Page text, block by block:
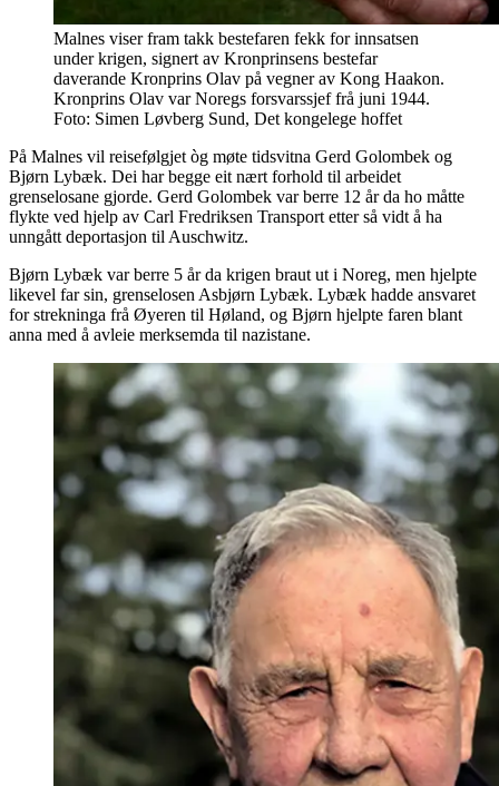
Malnes viser fram takk bestefaren fekk for innsatsen
under krigen, signert av Kronprinsens bestefar
daverande Kronprins Olav på vegner av Kong Haakon.
Kronprins Olav var Noregs forsvarssjef frå juni 1944.
Foto: Simen Løvberg Sund, Det kongelege hoffet
På Malnes vil reisefølgjet òg møte tidsvitna Gerd Golombek og
Bjørn Lybæk. Dei har begge eit nært forhold til arbeidet
grenselosane gjorde. Gerd Golombek var berre 12 år da ho måtte
flykte ved hjelp av Carl Fredriksen Transport etter så vidt å ha
unngått deportasjon til Auschwitz.
Bjørn Lybæk var berre 5 år da krigen braut ut i Noreg, men hjelpte
likevel far sin, grenselosen Asbjørn Lybæk. Lybæk hadde ansvaret
for strekninga frå Øyeren til Høland, og Bjørn hjelpte faren blant
anna med å avleie merksemda til nazistane.